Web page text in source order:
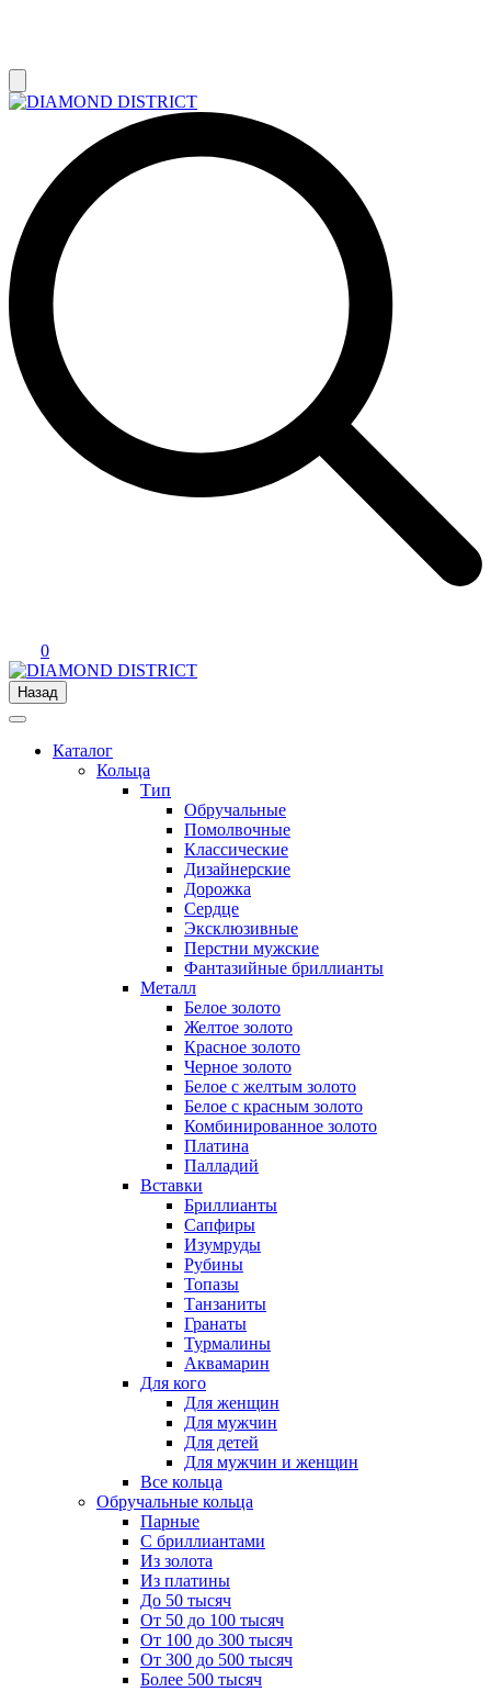
0
Назад
Каталог
Кольца
Тип
Обручальные
Помолвочные
Классические
Дизайнерские
Дорожка
Сердце
Эксклюзивные
Перстни мужские
Фантазийные бриллианты
Металл
Белое золото
Желтое золото
Красное золото
Черное золото
Белое с желтым золото
Белое с красным золото
Комбинированное золото
Платина
Палладий
Вставки
Бриллианты
Сапфиры
Изумруды
Рубины
Топазы
Танзаниты
Гранаты
Турмалины
Аквамарин
Для кого
Для женщин
Для мужчин
Для детей
Для мужчин и женщин
Все кольца
Обручальные кольца
Парные
С бриллиантами
Из золота
Из платины
До 50 тысяч
От 50 до 100 тысяч
От 100 до 300 тысяч
От 300 до 500 тысяч
Более 500 тысяч